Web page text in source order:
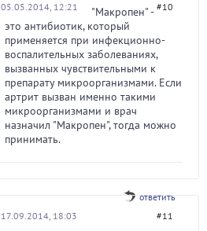
05.05.2014, 12:21 #10
"Макропен" -
это антибиотик, который
применяется при инфекционно-
воспалительных заболеваниях,
вызванных чувствительными к
препарату микроорганизмами. Если
артрит вызван именно такими
микроорганизмами и врач
назначил "Макропен", тогда можно
принимать.
ответить
17.09.2014, 18:03 #11